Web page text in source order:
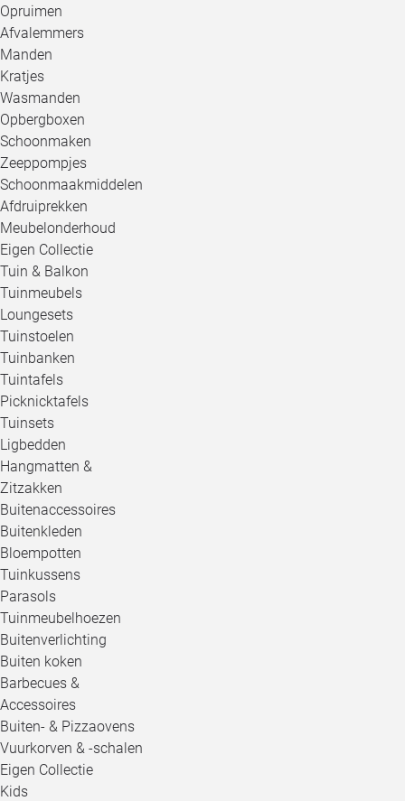
Opruimen
Afvalemmers
Manden
Kratjes
Wasmanden
Opbergboxen
Schoonmaken
Zeeppompjes
Schoonmaakmiddelen
Afdruiprekken
Meubelonderhoud
Eigen Collectie
Tuin & Balkon
Tuinmeubels
Loungesets
Tuinstoelen
Tuinbanken
Tuintafels
Picknicktafels
Tuinsets
Ligbedden
Hangmatten &
Zitzakken
Buitenaccessoires
Buitenkleden
Bloempotten
Tuinkussens
Parasols
Tuinmeubelhoezen
Buitenverlichting
Buiten koken
Barbecues &
Accessoires
Buiten- & Pizzaovens
Vuurkorven & -schalen
Eigen Collectie
Kids